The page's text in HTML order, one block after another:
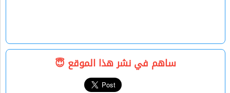
ساهم في نشر هذا الموقع 😇